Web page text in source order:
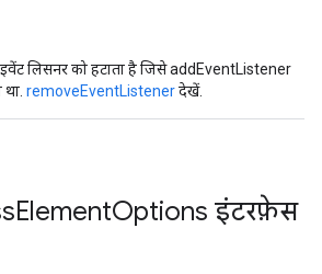
लिसनर को हटाता है जिसे addEventListener
था. removeEventListenerदेखें.
ElementOptions इंटरफ़ेस